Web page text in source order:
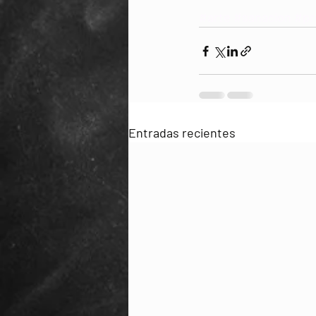
Entradas recientes